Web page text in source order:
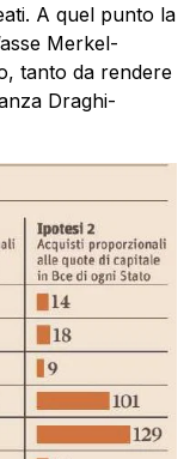
A quel punto la
Merkel-
tanto da rendere
Draghi-